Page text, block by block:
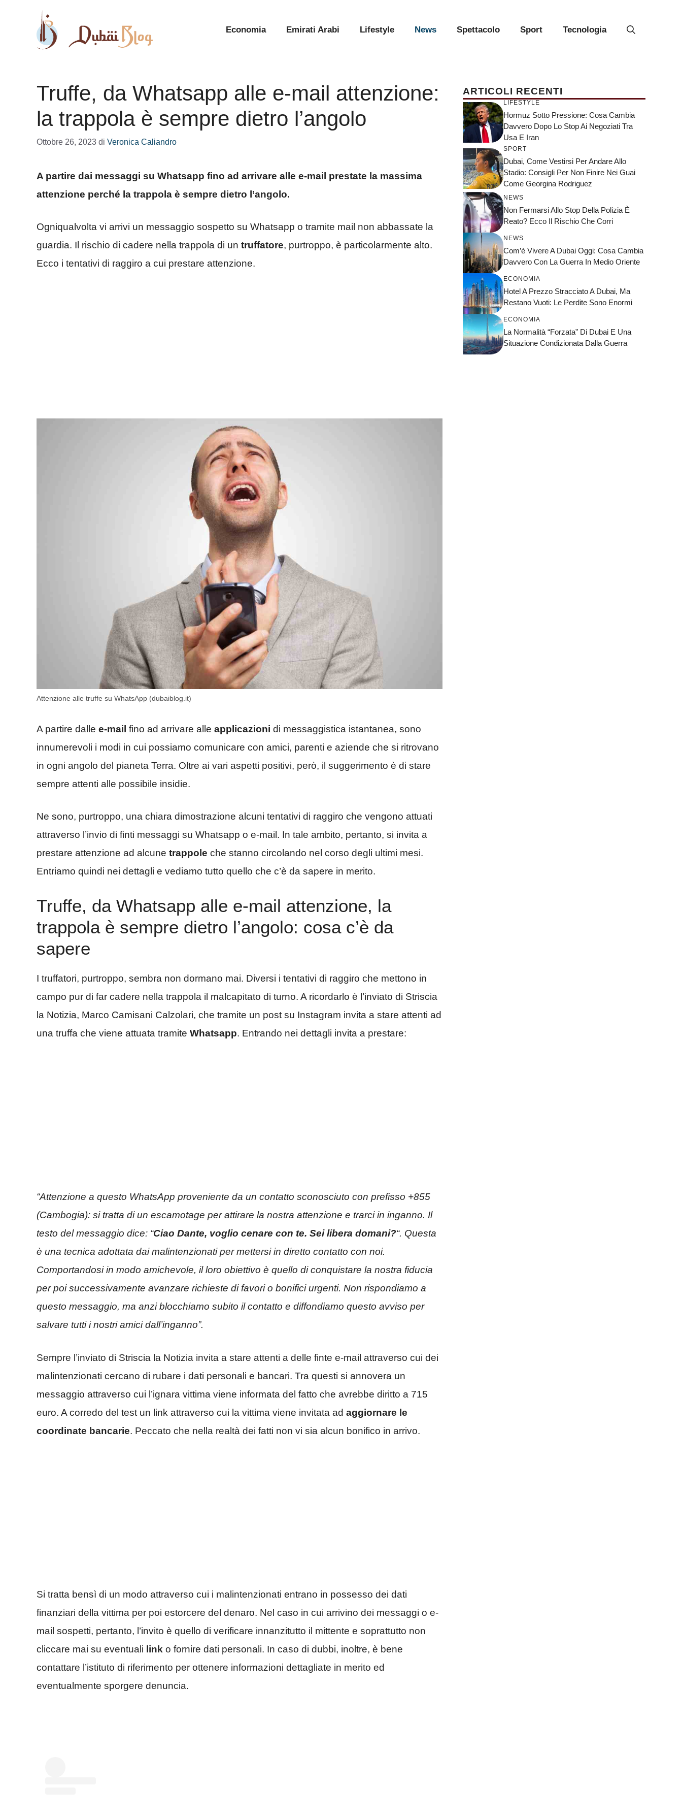
contenuto
Economia Emirati Arabi Lifestyle News Spettacolo Sport Tecnologia
Truffe, da Whatsapp alle e-mail attenzione:
la trappola è sempre dietro l’angolo
Ottobre 26, 2023 di Veronica Caliandro
A partire dai messaggi su Whatsapp fino ad arrivare alle e-mail prestate la massima
attenzione perché la trappola è sempre dietro l’angolo.
Ogniqualvolta vi arrivi un messaggio sospetto su Whatsapp o tramite mail non abbassate la
guardia. Il rischio di cadere nella trappola di un truffatore, purtroppo, è particolarmente alto.
Ecco i tentativi di raggiro a cui prestare attenzione.
Attenzione alle truffe su WhatsApp (dubaiblog.it)
A partire dalle e-mail fino ad arrivare alle applicazioni di messaggistica istantanea, sono
innumerevoli i modi in cui possiamo comunicare con amici, parenti e aziende che si ritrovano
in ogni angolo del pianeta Terra. Oltre ai vari aspetti positivi, però, il suggerimento è di stare
sempre attenti alle possibile insidie.
Ne sono, purtroppo, una chiara dimostrazione alcuni tentativi di raggiro che vengono attuati
attraverso l’invio di finti messaggi su Whatsapp o e-mail. In tale ambito, pertanto, si invita a
prestare attenzione ad alcune trappole che stanno circolando nel corso degli ultimi mesi.
Entriamo quindi nei dettagli e vediamo tutto quello che c’è da sapere in merito.
Truffe, da Whatsapp alle e-mail attenzione, la
trappola è sempre dietro l’angolo: cosa c’è da
sapere
I truffatori, purtroppo, sembra non dormano mai. Diversi i tentativi di raggiro che mettono in
campo pur di far cadere nella trappola il malcapitato di turno. A ricordarlo è l’inviato di Striscia
la Notizia, Marco Camisani Calzolari, che tramite un post su Instagram invita a stare attenti ad
una truffa che viene attuata tramite Whatsapp. Entrando nei dettagli invita a prestare:
“Attenzione a questo WhatsApp proveniente da un contatto sconosciuto con prefisso +855
(Cambogia): si tratta di un escamotage per attirare la nostra attenzione e trarci in inganno. Il
testo del messaggio dice: “Ciao Dante, voglio cenare con te. Sei libera domani?“. Questa
è una tecnica adottata dai malintenzionati per mettersi in diretto contatto con noi.
Comportandosi in modo amichevole, il loro obiettivo è quello di conquistare la nostra fiducia
per poi successivamente avanzare richieste di favori o bonifici urgenti. Non rispondiamo a
questo messaggio, ma anzi blocchiamo subito il contatto e diffondiamo questo avviso per
salvare tutti i nostri amici dall’inganno”.
Sempre l’inviato di Striscia la Notizia invita a stare attenti a delle finte e-mail attraverso cui dei
malintenzionati cercano di rubare i dati personali e bancari. Tra questi si annovera un
messaggio attraverso cui l’ignara vittima viene informata del fatto che avrebbe diritto a 715
euro. A corredo del test un link attraverso cui la vittima viene invitata ad aggiornare le
coordinate bancarie. Peccato che nella realtà dei fatti non vi sia alcun bonifico in arrivo.
Si tratta bensì di un modo attraverso cui i malintenzionati entrano in possesso dei dati
finanziari della vittima per poi estorcere del denaro. Nel caso in cui arrivino dei messaggi o e-
mail sospetti, pertanto, l’invito è quello di verificare innanzitutto il mittente e soprattutto non
cliccare mai su eventuali link o fornire dati personali. In caso di dubbi, inoltre, è bene
contattare l’istituto di riferimento per ottenere informazioni dettagliate in merito ed
eventualmente sporgere denuncia.
ARTICOLI RECENTI
LIFESTYLE
Hormuz Sotto Pressione: Cosa Cambia
Davvero Dopo Lo Stop Ai Negoziati Tra
Usa E Iran
SPORT
Dubai, Come Vestirsi Per Andare Allo
Stadio: Consigli Per Non Finire Nei Guai
Come Georgina Rodriguez
NEWS
Non Fermarsi Allo Stop Della Polizia È
Reato? Ecco Il Rischio Che Corri
NEWS
Com’è Vivere A Dubai Oggi: Cosa Cambia
Davvero Con La Guerra In Medio Oriente
ECONOMIA
Hotel A Prezzo Stracciato A Dubai, Ma
Restano Vuoti: Le Perdite Sono Enormi
ECONOMIA
La Normalità “forzata” Di Dubai E Una
Situazione Condizionata Dalla Guerra